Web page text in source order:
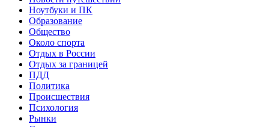
Ноутбуки и ПК
Образование
Общество
Около спорта
Отдых в России
Отдых за границей
ПДД
Политика
Происшествия
Психология
Рынки